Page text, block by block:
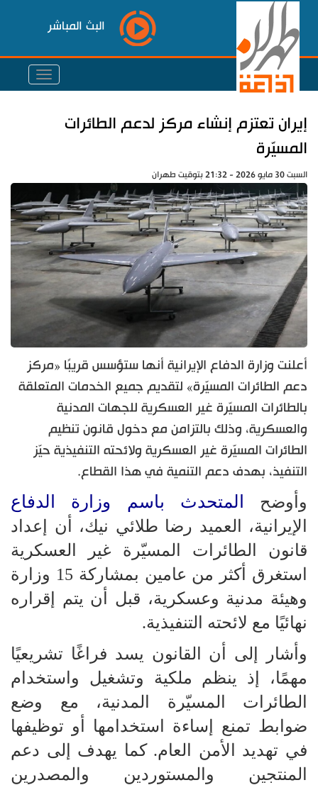
البث المباشر
إيران تعتزم إنشاء مركز لدعم الطائرات
المسيّرة
السبت 30 مايو 2026 - 21:32 بتوقيت طهران
أعلنت وزارة الدفاع الإيرانية أنها ستؤسس قريبًا «مركز
دعم الطائرات المسيّرة» لتقديم جميع الخدمات المتعلقة
بالطائرات المسيّرة غير العسكرية للجهات المدنية
والعسكرية، وذلك بالتزامن مع دخول قانون تنظيم
الطائرات المسيّرة غير العسكرية ولائحته التنفيذية حيّز
التنفيذ، بهدف دعم التنمية في هذا القطاع.
وأوضح المتحدث باسم وزارة الدفاع
الإيرانية، العميد رضا طلائي نيك، أن إعداد
قانون الطائرات المسيّرة غير العسكرية
استغرق أكثر من عامين بمشاركة 15 وزارة
وهيئة مدنية وعسكرية، قبل أن يتم إقراره
نهائيًا مع لائحته التنفيذية.
وأشار إلى أن القانون يسد فراغًا تشريعيًا
مهمًا، إذ ينظم ملكية وتشغيل واستخدام
الطائرات المسيّرة المدنية، مع وضع
ضوابط تمنع إساءة استخدامها أو توظيفها
في تهديد الأمن العام. كما يهدف إلى دعم
المنتجين والمستوردين والمصدرين